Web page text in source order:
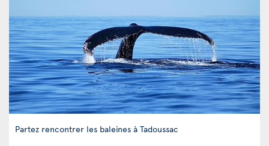
Partez rencontrer les baleines à Tadoussac